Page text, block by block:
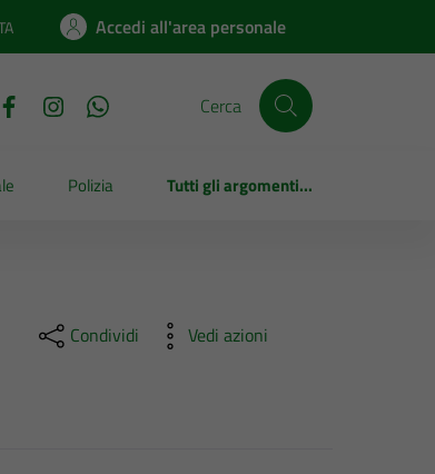
attiva: Accedi all'area personale
Cerca
Polizia Tutti gli argomenti...
Condividi Vedi azioni